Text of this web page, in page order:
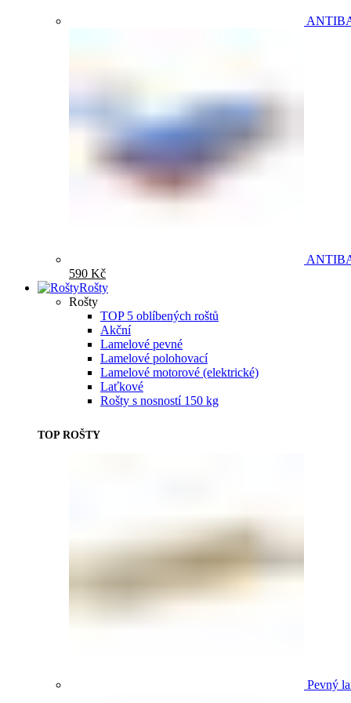
590 Kč
Rošty
Rošty
TOP 5 oblíbených roštů
Akční
Lamelové pevné
Lamelové polohovací
Lamelové motorové (elektrické)
Laťkové
Rošty s nosností 150 kg
TOP ROŠTY
Pevný